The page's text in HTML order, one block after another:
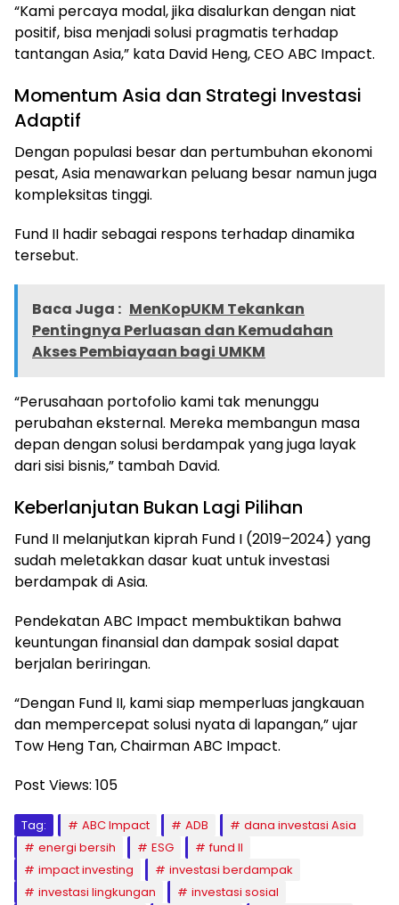
“Kami percaya modal, jika disalurkan dengan niat
positif, bisa menjadi solusi pragmatis terhadap
tantangan Asia,” kata David Heng, CEO ABC Impact.
Momentum Asia dan Strategi Investasi
Adaptif
Dengan populasi besar dan pertumbuhan ekonomi
pesat, Asia menawarkan peluang besar namun juga
kompleksitas tinggi.
Fund II hadir sebagai respons terhadap dinamika
tersebut.
Baca Juga : MenKopUKM Tekankan
Pentingnya Perluasan dan Kemudahan
Akses Pembiayaan bagi UMKM
“Perusahaan portofolio kami tak menunggu
perubahan eksternal. Mereka membangun masa
depan dengan solusi berdampak yang juga layak
dari sisi bisnis,” tambah David.
Keberlanjutan Bukan Lagi Pilihan
Fund II melanjutkan kiprah Fund I (2019–2024) yang
sudah meletakkan dasar kuat untuk investasi
berdampak di Asia.
Pendekatan ABC Impact membuktikan bahwa
keuntungan finansial dan dampak sosial dapat
berjalan beriringan.
“Dengan Fund II, kami siap memperluas jangkauan
dan mempercepat solusi nyata di lapangan,” ujar
Tow Heng Tan, Chairman ABC Impact.
Post Views: 105
Tag: ABC Impact ADB
dana investasi Asia
energi bersih
ESG
fund II
impact investing
investasi berdampak
investasi lingkungan
investasi sosial